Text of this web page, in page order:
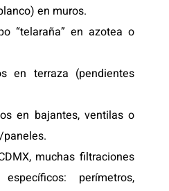
en muros.
“telaraña” en azotea o
en terraza (pendientes
en bajantes, ventilas o
muchas filtraciones
perímetros,